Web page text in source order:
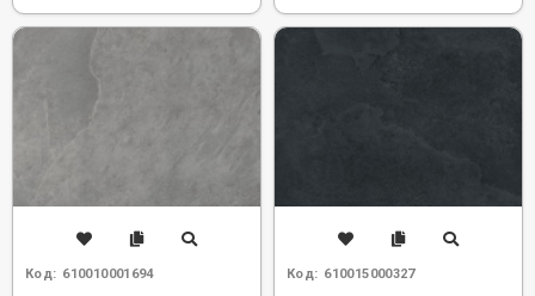
Код: 610010001694 Код: 610015000327